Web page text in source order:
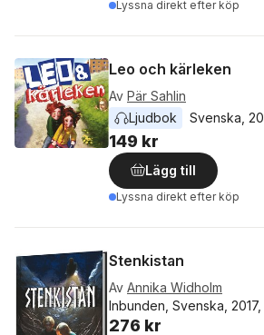
Lyssna direkt efter köp
Leo och kärleken
Av Pär Sahlin
Ljudbok
Svenska
149 kr
Lägg till
Lyssna direkt efter köp
Stenkistan
Av Annika Widholm
Inbunden, Svenska,
276 kr